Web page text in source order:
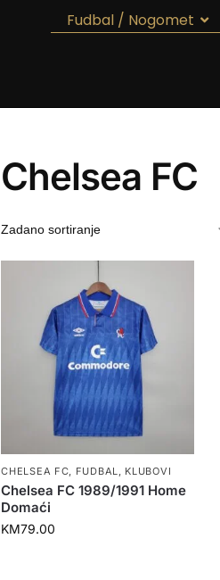
Fudbal / Nogomet
Chelsea FC
CHELSEA FC FUDBAL KLUBOVI
Chelsea FC 1989/1991 Home
Domaći
KM79.00